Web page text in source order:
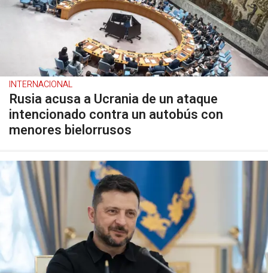
INTERNACIONAL
Rusia acusa a Ucrania de un ataque
intencionado contra un autobús con
menores bielorrusos